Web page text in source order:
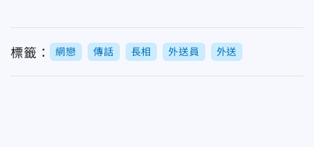
標籤： 網戀 傳話 長相 外送員 外送